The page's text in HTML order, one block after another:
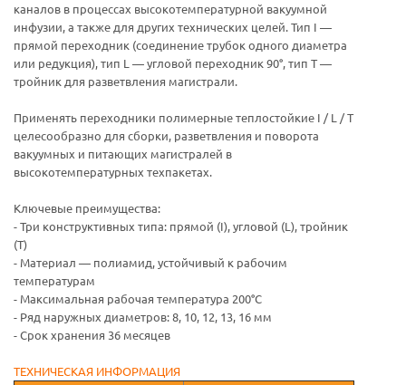
каналов в процессах высокотемпературной вакуумной
инфузии, а также для других технических целей. Тип I —
прямой переходник (соединение трубок одного диаметра
или редукция), тип L — угловой переходник 90°, тип T —
тройник для разветвления магистрали.
Применять переходники полимерные теплостойкие I / L / T
целесообразно для сборки, разветвления и поворота
вакуумных и питающих магистралей в
высокотемпературных техпакетах.
Ключевые преимущества:
- Три конструктивных типа: прямой (I), угловой (L), тройник
(T)
- Материал — полиамид, устойчивый к рабочим
температурам
- Максимальная рабочая температура 200°C
- Ряд наружных диаметров: 8, 10, 12, 13, 16 мм
- Срок хранения 36 месяцев
ТЕХНИЧЕСКАЯ ИНФОРМАЦИЯ